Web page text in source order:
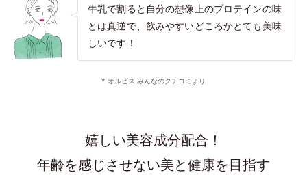
牛乳で割ると自分の想像上のプロテインの味
とは真逆で、飲みやすいどころかとても美味
しいです！
* オルビス みんなのクチコミより
嬉しい美容成分配合！
年齢を感じさせない美と健康を目指す